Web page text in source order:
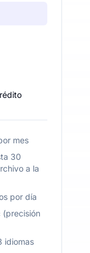
mes
30
a la
por día
(precisión
idiomas